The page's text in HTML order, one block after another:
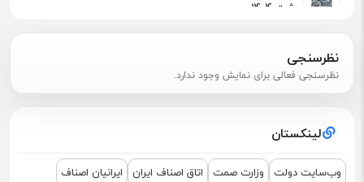
رشت 1404
نشست مشترک درباره نمایشگاه ETEX+IGF 2025
نظرسنجی
نظرسنجی فعالی برای نمایش وجود ندارد.
لینکستان
وب‌سایت دولت وزارت صمت اتاق اصناف ایران
ایرانیان اصناف